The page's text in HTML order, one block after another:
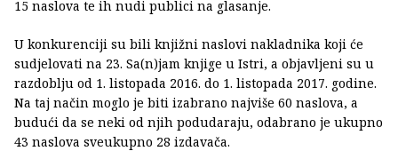
15 naslova te ih nudi publici na glasanje.
U konkurenciji su bili knjižni naslovi nakladnika koji će
sudjelovati na 23. Sa(n)jam knjige u Istri, a objavljeni su u
razdoblju od 1. listopada 2016. do 1. listopada 2017. godine.
Na taj način moglo je biti izabrano najviše 60 naslova, a
budući da se neki od njih podudaraju, odabrano je ukupno
43 naslova sveukupno 28 izdavača.